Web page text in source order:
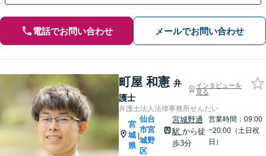
電話でお問い合わせ メールでお問い合わせ
町屋 和憲 弁
護士
インタビューを
見る
弁護士法人法律事務所せんだい
宮
城
県
|
仙台
市宮
城野
区
宮城野通
駅 から徒
歩3分
営業時間：09:00
~20:00（土日祝
日）